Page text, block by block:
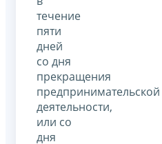
течение
пяти
дней
со дня
прекращения
предпринимательской
деятельности,
или со
дня